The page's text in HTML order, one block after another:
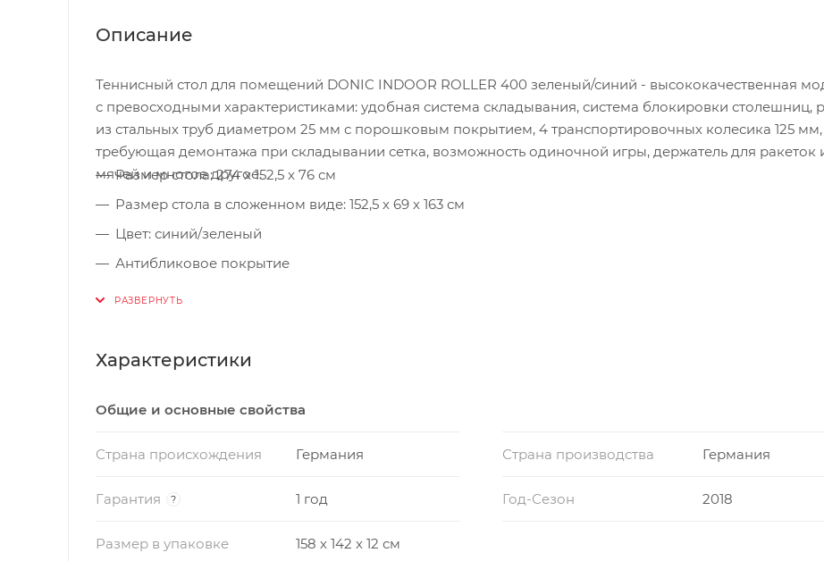
Описание
Теннисный стол для помещений DONIC INDOOR ROLLER 400 зеленый/синий - высококачественная
с превосходными характеристиками: удобная система складывания, система блокировки столешниц,
из стальных труб диаметром 25 мм с порошковым покрытием, 4 транспортировочных колесика 125
требующая демонтажа при складывании сетка, возможность одиночной игры, держатель для ракеток
мячей и многое другое.
Размер стола: 274 х 152,5 х 76 см
Размер стола в сложенном виде: 152,5 х 69 х 163 см
Цвет: синий/зеленый
Антибликовое покрытие
Игровое поле: 19-мм ламинированная ДСП
Сетка в комплекте
Характеристики
Общие и основные свойства
Страна происхождения Германия Страна производства Германия
Гарантия ? 1 год Год-Сезон 2018
Размер в упаковке 158 х 142 х 12 см